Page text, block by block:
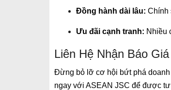
Đồng hành dài lâu: Chính
Ưu đãi cạnh tranh: Nhiều
Liên Hệ Nhận Báo
Đừng bỏ lỡ cơ hội bứt phá doanh
ngay với ASEAN JSC để được